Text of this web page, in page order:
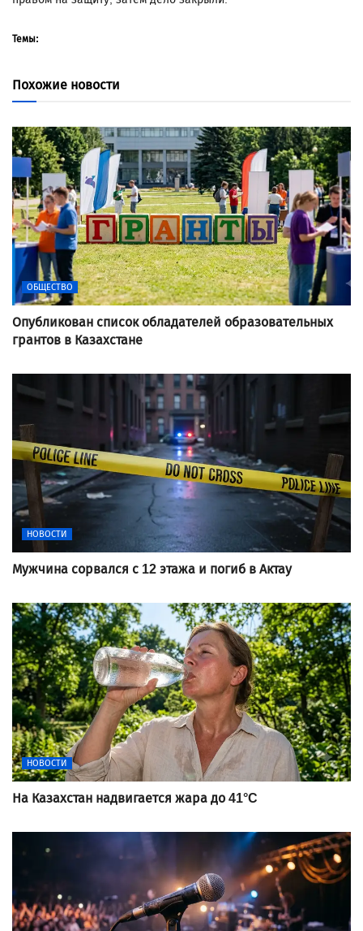
Темы:
Похожие новости
ОБЩЕСТВО
Опубликован список обладателей образовательных
грантов в Казахстане
НОВОСТИ
Мужчина сорвался с 12 этажа и погиб в Актау
НОВОСТИ
На Казахстан надвигается жара до 41°C